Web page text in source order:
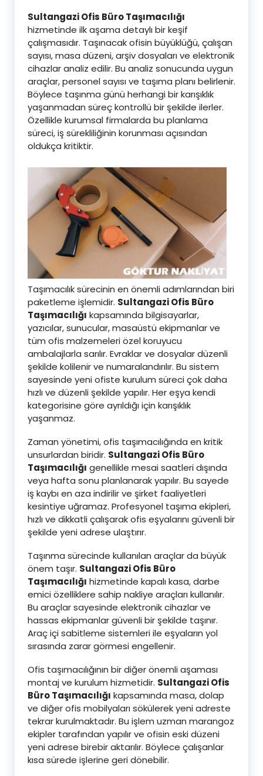
Sultangazi Ofis Büro Taşımacılığı
hizmetinde ilk aşama detaylı bir keşif
çalışmasıdır. Taşınacak ofisin büyüklüğü, çalışan
sayısı, masa düzeni, arşiv dosyaları ve elektronik
cihazlar analiz edilir. Bu analiz sonucunda uygun
araçlar, personel sayısı ve taşıma planı belirlenir.
Böylece taşınma günü herhangi bir karışıklık
yaşanmadan süreç kontrollü bir şekilde ilerler.
Özellikle kurumsal firmalarda bu planlama
süreci, iş sürekliliğinin korunması açısından
oldukça kritiktir.
Taşımacılık sürecinin en önemli adımlarından biri
paketleme işlemidir. Sultangazi Ofis Büro
Taşımacılığı kapsamında bilgisayarlar,
yazıcılar, sunucular, masaüstü ekipmanlar ve
tüm ofis malzemeleri özel koruyucu
ambalajlarla sarılır. Evraklar ve dosyalar düzenli
şekilde kolilenir ve numaralandırılır. Bu sistem
sayesinde yeni ofiste kurulum süreci çok daha
hızlı ve düzenli şekilde yapılır. Her eşya kendi
kategorisine göre ayrıldığı için karışıklık
yaşanmaz.
Zaman yönetimi, ofis taşımacılığında en kritik
unsurlardan biridir. Sultangazi Ofis Büro
Taşımacılığı genellikle mesai saatleri dışında
veya hafta sonu planlanarak yapılır. Bu sayede
iş kaybı en aza indirilir ve şirket faaliyetleri
kesintiye uğramaz. Profesyonel taşıma ekipleri,
hızlı ve dikkatli çalışarak ofis eşyalarını güvenli bir
şekilde yeni adrese ulaştırır.
Taşınma sürecinde kullanılan araçlar da büyük
önem taşır. Sultangazi Ofis Büro
Taşımacılığı hizmetinde kapalı kasa, darbe
emici özelliklere sahip nakliye araçları kullanılır.
Bu araçlar sayesinde elektronik cihazlar ve
hassas ekipmanlar güvenli bir şekilde taşınır.
Araç içi sabitleme sistemleri ile eşyaların yol
sırasında zarar görmesi engellenir.
Ofis taşımacılığının bir diğer önemli aşaması
montaj ve kurulum hizmetidir. Sultangazi Ofis
Büro Taşımacılığı kapsamında masa, dolap
ve diğer ofis mobilyaları sökülerek yeni adreste
tekrar kurulmaktadır. Bu işlem uzman marangoz
ekipler tarafından yapılır ve ofisin eski düzeni
yeni adrese birebir aktarılır. Böylece çalışanlar
kısa sürede işlerine geri dönebilir.